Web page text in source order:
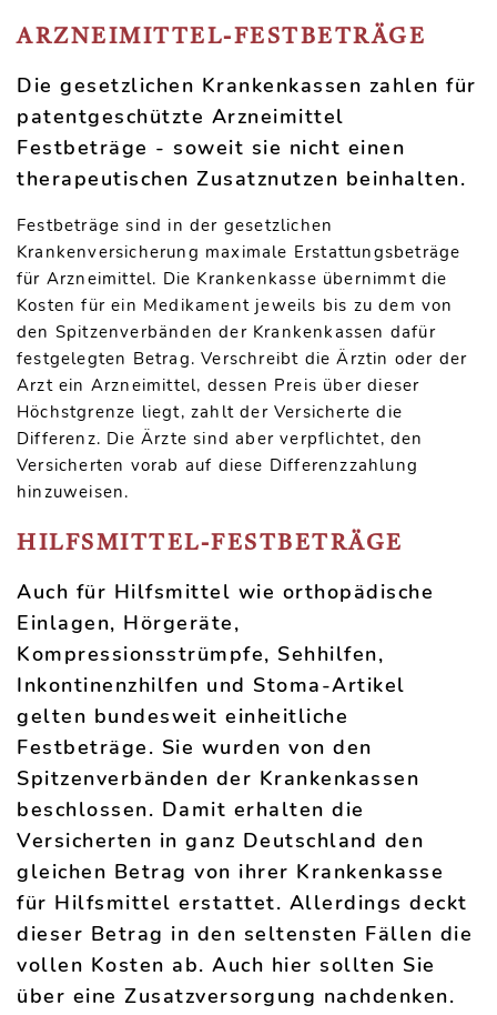
ARZNEIMITTEL-FESTBETRÄGE
Die gesetzlichen Krankenkassen zahlen für
patentgeschützte Arzneimittel
Festbeträge - soweit sie nicht einen
therapeutischen Zusatznutzen beinhalten.
Festbeträge sind in der gesetzlichen
Krankenversicherung maximale Erstattungsbeträge
für Arzneimittel. Die Krankenkasse übernimmt die
Kosten für ein Medikament jeweils bis zu dem von
den Spitzenverbänden der Krankenkassen dafür
festgelegten Betrag. Verschreibt die Ärztin oder der
Arzt ein Arzneimittel, dessen Preis über dieser
Höchstgrenze liegt, zahlt der Versicherte die
Differenz. Die Ärzte sind aber verpflichtet, den
Versicherten vorab auf diese Differenzzahlung
hinzuweisen.
HILFSMITTEL-FESTBETRÄGE
Auch für Hilfsmittel wie orthopädische
Einlagen, Hörgeräte,
Kompressionsstrümpfe, Sehhilfen,
Inkontinenzhilfen und Stoma-Artikel
gelten bundesweit einheitliche
Festbeträge. Sie wurden von den
Spitzenverbänden der Krankenkassen
beschlossen. Damit erhalten die
Versicherten in ganz Deutschland den
gleichen Betrag von ihrer Krankenkasse
für Hilfsmittel erstattet. Allerdings deckt
dieser Betrag in den seltensten Fällen die
vollen Kosten ab. Auch hier sollten Sie
über eine Zusatzversorgung nachdenken.